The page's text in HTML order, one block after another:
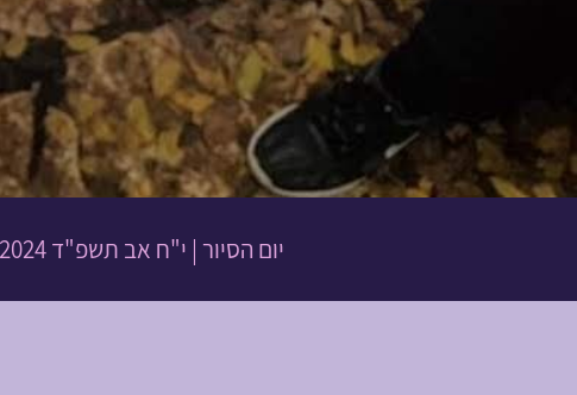
יום הסיור| י"ח אב תשפ"ד22.08.2024